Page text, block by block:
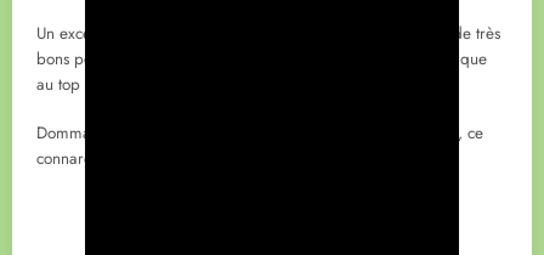
Un excellent film de pirate, avec de l’action, de l’humour et de très
bons personnages. Sans oublier les effets spéciaux et la musique
au top !
Dommage que son visionnage soit entaché à cause de Depp, ce
connard.